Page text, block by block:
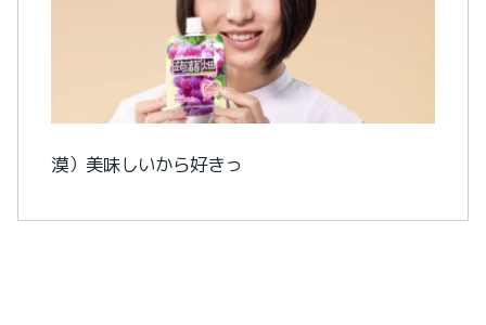
漠）美味しいから好きっ